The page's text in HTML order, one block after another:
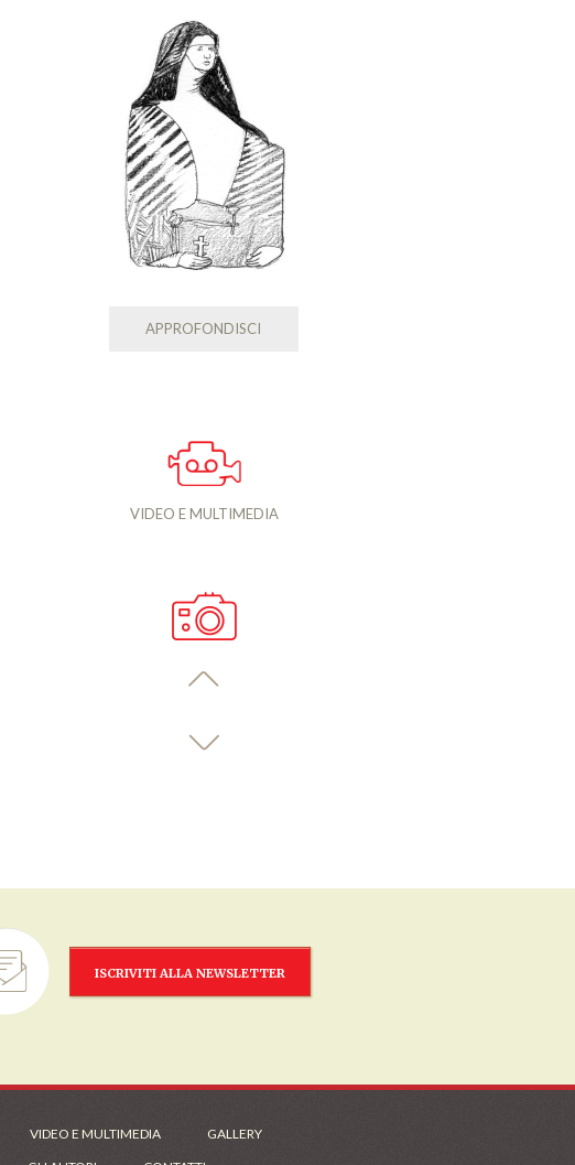
APPROFONDISCI
VIDEO E MULTIMEDIA
ISCRIVITI ALLA NEWSLETTER
VIDEO E MULTIMEDIA
GALLERY